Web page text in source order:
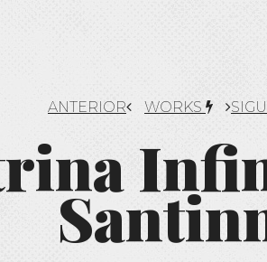
ANTERIOR WORKS